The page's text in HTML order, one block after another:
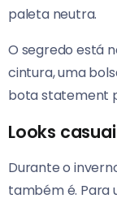
paleta neutra.
O segredo está
cintura, uma
bota statement
Looks
Durante o
também é. Para